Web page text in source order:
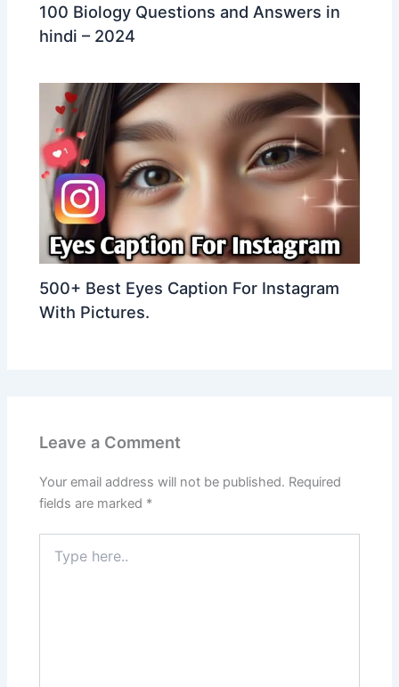
100 Biology Questions and Answers in
hindi – 2024
500+ Best Eyes Caption For Instagram
With Pictures.
Leave a Comment
Your email address will not be published. Required
fields are marked *
here..